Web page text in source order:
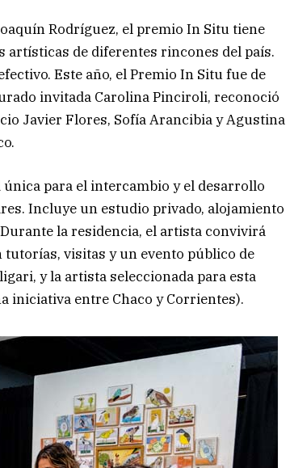
Rodríguez, el premio In Situ tiene
de diferentes rincones del país.
Este año, el Premio In Situ fue de
invitada Carolina Pinciroli, reconoció
Javier Flores, Sofía Arancibia y Agustina
para el intercambio y el desarrollo
Incluye un estudio privado, alojamiento
la residencia, el artista convivirá
visitas y un evento público de
y la artista seleccionada para esta
iniciativa entre Chaco y Corrientes).